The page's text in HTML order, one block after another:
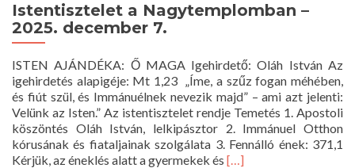
Istentisztelet a Nagytemplomban –
2025. december 7.
ISTEN AJÁNDÉKA: Ő MAGA Igehirdető: Oláh István Az
igehirdetés alapigéje: Mt 1,23 „Íme, a szűz fogan méhében,
és fiút szül, és Immánuélnek nevezik majd” – ami azt jelenti:
Velünk az Isten.” Az istentisztelet rendje Temetés 1. Apostoli
köszöntés Oláh István, lelkipásztor 2. Immánuel Otthon
kórusának és fiataljainak szolgálata 3. Fennálló ének: 371,1
Kérjük, az éneklés alatt a gyermekek és Read
[…]